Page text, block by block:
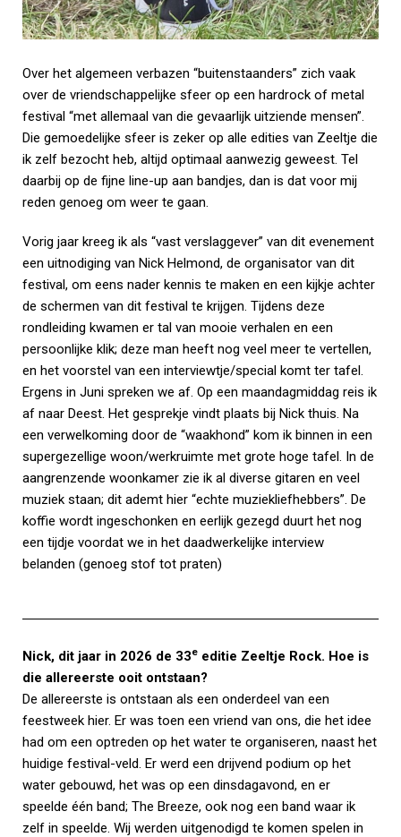
Over het algemeen verbazen “buitenstaanders” zich vaak
over de vriendschappelijke sfeer op een hardrock of metal
festival “met allemaal van die gevaarlijk uitziende mensen”.
Die gemoedelijke sfeer is zeker op alle edities van Zeeltje die
ik zelf bezocht heb, altijd optimaal aanwezig geweest. Tel
daarbij op de fijne line-up aan bandjes, dan is dat voor mij
reden genoeg om weer te gaan.
Vorig jaar kreeg ik als “vast verslaggever” van dit evenement
een uitnodiging van Nick Helmond, de organisator van dit
festival, om eens nader kennis te maken en een kijkje achter
de schermen van dit festival te krijgen. Tijdens deze
rondleiding kwamen er tal van mooie verhalen en een
persoonlijke klik; deze man heeft nog veel meer te vertellen,
en het voorstel van een interviewtje/special komt ter tafel.
Ergens in Juni spreken we af. Op een maandagmiddag reis ik
af naar Deest. Het gesprekje vindt plaats bij Nick thuis. Na
een verwelkoming door de “waakhond” kom ik binnen in een
supergezellige woon/werkruimte met grote hoge tafel. In de
aangrenzende woonkamer zie ik al diverse gitaren en veel
muziek staan; dit ademt hier “echte muziekliefhebbers”. De
koffie wordt ingeschonken en eerlijk gezegd duurt het nog
een tijdje voordat we in het daadwerkelijke interview
belanden (genoeg stof tot praten)
Nick, dit jaar in 2026 de 33e editie Zeeltje Rock. Hoe is
die allereerste ooit ontstaan?
De allereerste is ontstaan als een onderdeel van een
feestweek hier. Er was toen een vriend van ons, die het idee
had om een optreden op het water te organiseren, naast het
huidige festival-veld. Er werd een drijvend podium op het
water gebouwd, het was op een dinsdagavond, en er
speelde één band; The Breeze, ook nog een band waar ik
zelf in speelde. Wij werden uitgenodigd te komen spelen in